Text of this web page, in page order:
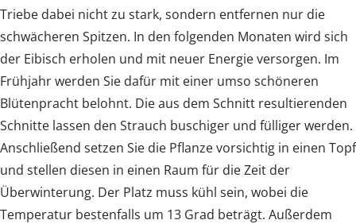
Triebe dabei nicht zu stark, sondern entfernen nur die
schwächeren Spitzen. In den folgenden Monaten wird sich
der Eibisch erholen und mit neuer Energie versorgen. Im
Frühjahr werden Sie dafür mit einer umso schöneren
Blütenpracht belohnt. Die aus dem Schnitt resultierenden
Schnitte lassen den Strauch buschiger und fülliger werden.
Anschließend setzen Sie die Pflanze vorsichtig in einen Topf
und stellen diesen in einen Raum für die Zeit der
Überwinterung. Der Platz muss kühl sein, wobei die
Temperatur bestenfalls um 13 Grad beträgt. Außerdem